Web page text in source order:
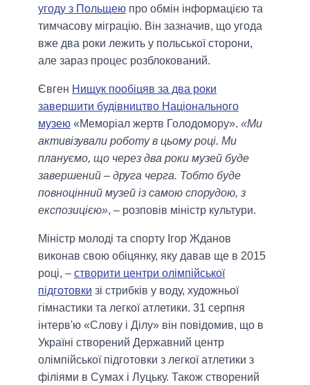
угоду з Польщею про обмін інформацією та
тимчасову міграцію. Він зазначив, що угода
вже два роки лежить у польської сторони,
але зараз процес розблокований.
Євген Нищук пообіцяв за два роки
завершити будівництво Національного
музею «Меморіал жертв Голодомору». «Ми
активізували роботу в цьому році. Ми
плануємо, що через два роки музей буде
завершений – друга черга. Тобто буде
повноцінний музей із самою спорудою, з
експозицією», – розповів міністр культури.
Міністр молоді та спорту Ігор Жданов
виконав свою обіцянку, яку давав ще в 2015
році, – створити центри олімпійської
підготовки зі стрибків у воду, художньої
гімнастики та легкої атлетики. 31 серпня
інтерв'ю «Слову і Ділу» він повідомив, що в
Україні створений Державний центр
олімпійської підготовки з легкої атлетики з
філіями в Сумах і Луцьку. Також створений